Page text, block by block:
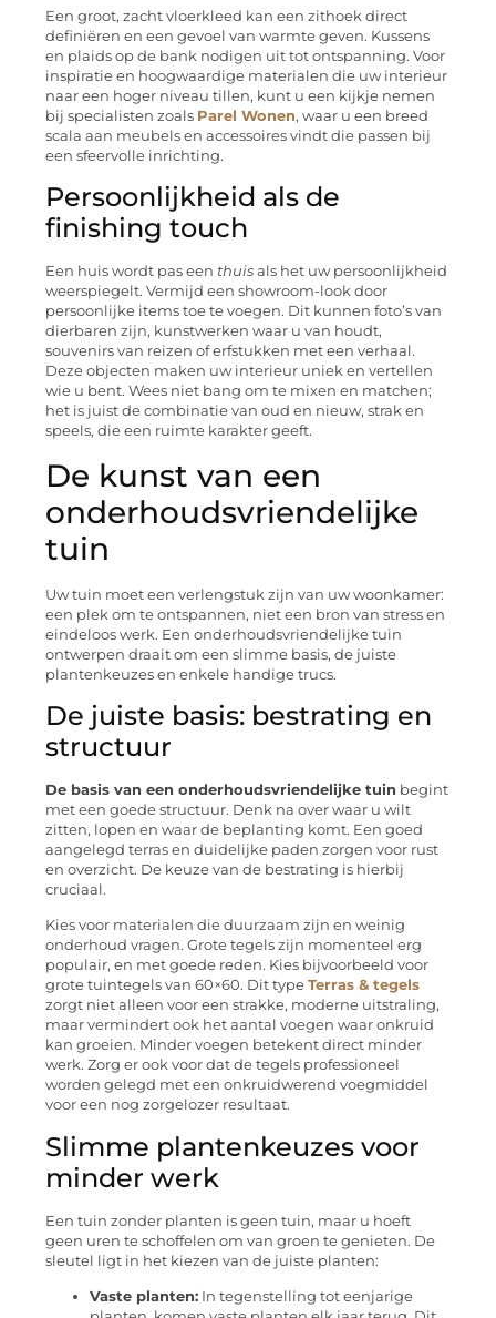
Een groot, zacht vloerkleed kan een zithoek direct
definiëren en een gevoel van warmte geven. Kussens
en plaids op de bank nodigen uit tot ontspanning. Voor
inspiratie en hoogwaardige materialen die uw interieur
naar een hoger niveau tillen, kunt u een kijkje nemen
bij specialisten zoals Parel Wonen, waar u een breed
scala aan meubels en accessoires vindt die passen bij
een sfeervolle inrichting.
Persoonlijkheid als de
finishing touch
Een huis wordt pas een thuis als het uw persoonlijkheid
weerspiegelt. Vermijd een showroom-look door
persoonlijke items toe te voegen. Dit kunnen foto’s van
dierbaren zijn, kunstwerken waar u van houdt,
souvenirs van reizen of erfstukken met een verhaal.
Deze objecten maken uw interieur uniek en vertellen
wie u bent. Wees niet bang om te mixen en matchen;
het is juist de combinatie van oud en nieuw, strak en
speels, die een ruimte karakter geeft.
De kunst van een
onderhoudsvriendelijke
tuin
Uw tuin moet een verlengstuk zijn van uw woonkamer:
een plek om te ontspannen, niet een bron van stress en
eindeloos werk. Een onderhoudsvriendelijke tuin
ontwerpen draait om een slimme basis, de juiste
plantenkeuzes en enkele handige trucs.
De juiste basis: bestrating en
structuur
De basis van een onderhoudsvriendelijke tuin begint
met een goede structuur. Denk na over waar u wilt
zitten, lopen en waar de beplanting komt. Een goed
aangelegd terras en duidelijke paden zorgen voor rust
en overzicht. De keuze van de bestrating is hierbij
cruciaal.
Kies voor materialen die duurzaam zijn en weinig
onderhoud vragen. Grote tegels zijn momenteel erg
populair, en met goede reden. Kies bijvoorbeeld voor
grote tuintegels van 60×60. Dit type Terras & tegels
zorgt niet alleen voor een strakke, moderne uitstraling,
maar vermindert ook het aantal voegen waar onkruid
kan groeien. Minder voegen betekent direct minder
werk. Zorg er ook voor dat de tegels professioneel
worden gelegd met een onkruidwerend voegmiddel
voor een nog zorgelozer resultaat.
Slimme plantenkeuzes voor
minder werk
Een tuin zonder planten is geen tuin, maar u hoeft
geen uren te schoffelen om van groen te genieten. De
sleutel ligt in het kiezen van de juiste planten:
Vaste planten: In tegenstelling tot eenjarige